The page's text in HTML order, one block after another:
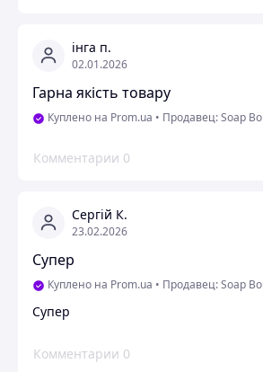
інга п.
02.01.2026
Гарна якість товару
Куплено на Prom.ua • Продавец: Soap Bo
Комментарии 0
Сергій К.
23.02.2026
Супер
Куплено на Prom.ua • Продавец: Soap Bo
Супер
Комментарии 0